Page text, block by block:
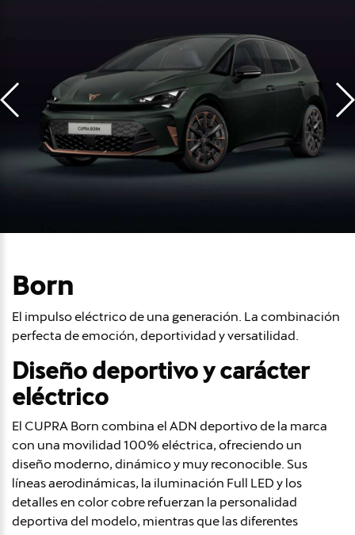
Born
El impulso eléctrico de una generación. La combinación
perfecta de emoción, deportividad y versatilidad.
Diseño deportivo y carácter
eléctrico
El CUPRA Born combina el ADN deportivo de la marca
con una movilidad 100% eléctrica, ofreciendo un
diseño moderno, dinámico y muy reconocible. Sus
líneas aerodinámicas, la iluminación Full LED y los
detalles en color cobre refuerzan la personalidad
deportiva del modelo, mientras que las diferentes